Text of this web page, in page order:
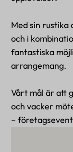
Med sin rustika
och i
fantastiska
arrangemang.
Vårt mål är att
och vacker
–